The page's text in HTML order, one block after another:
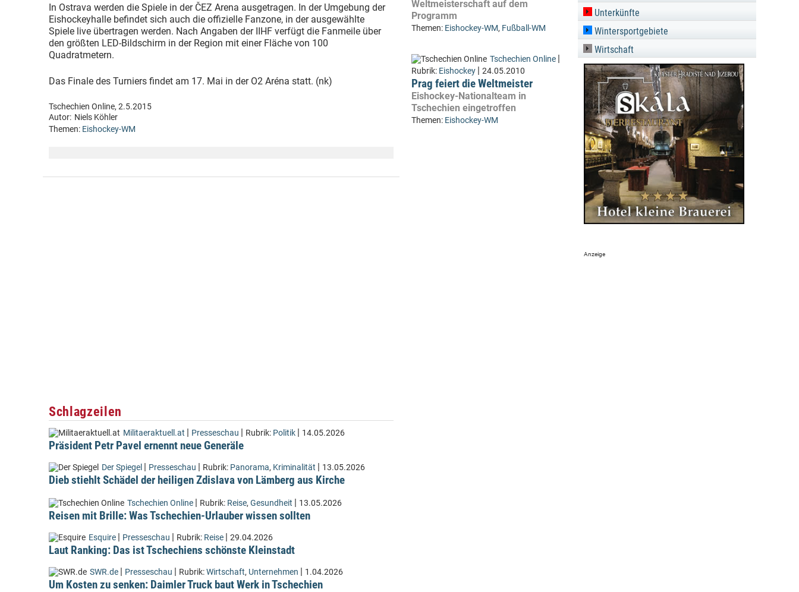
In Ostrava werden die Spiele in der ČEZ Arena ausgetragen. In der Umgebung der
Eishockeyhalle befindet sich auch die offizielle Fanzone, in der ausgewählte
Spiele live übertragen werden. Nach Angaben der IIHF verfügt die Fanmeile über
den größten LED-Bildschirm in der Region mit einer Fläche von 100
Quadratmetern.
Das Finale des Turniers findet am 17. Mai in der O2 Aréna statt. (nk)
Tschechien Online, 2.5.2015
Autor: Niels Köhler
Themen: Eishockey-WM
Schlagzeilen
Militaeraktuell.at | Presseschau | Rubrik: Politik | 14.05.2026
Präsident Petr Pavel ernennt neue Generäle
Der Spiegel | Presseschau | Rubrik: Panorama, Kriminalität | 13.05.2026
Dieb stiehlt Schädel der heiligen Zdislava von Lämberg aus Kirche
Tschechien Online | Rubrik: Reise, Gesundheit | 13.05.2026
Reisen mit Brille: Was Tschechien-Urlauber wissen sollten
Esquire | Presseschau | Rubrik: Reise | 29.04.2026
Laut Ranking: Das ist Tschechiens schönste Kleinstadt
SWR.de | Presseschau | Rubrik:Wirtschaft, Unternehmen | 1.04.2026
Um Kosten zu senken: Daimler Truck baut Werk in Tschechien
Weltmeisterschaft auf dem
Programm
Themen: Eishockey-WM, Fußball-WM
Tschechien Online |
Rubrik: Eishockey | 24.05.2010
Prag feiert die Weltmeister
Eishockey-Nationalteam in
Tschechien eingetroffen
Themen: Eishockey-WM
Unterkünfte
Wintersportgebiete
Wirtschaft